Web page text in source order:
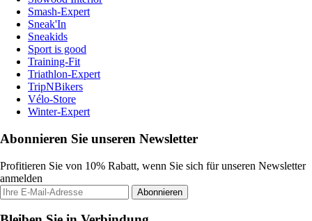
Smash-Expert
Sneak'In
Sneakids
Sport is good
Training-Fit
Triathlon-Expert
TripNBikers
Vélo-Store
Winter-Expert
Abonnieren Sie unseren Newsletter
Profitieren Sie von 10% Rabatt, wenn Sie sich für unseren Newsletter
anmelden
Abonnieren